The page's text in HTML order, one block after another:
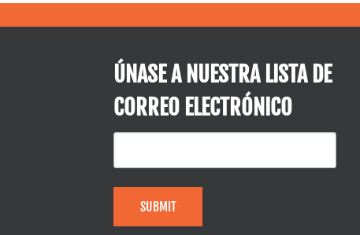
ÚNASE A NUESTRA LISTA DE
CORREO ELECTRÓNICO
SUBMIT